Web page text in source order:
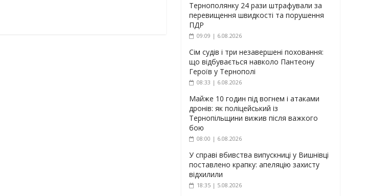
Тернополянку 24 рази штрафували за
перевищення швидкості та порушення
ПДР
09:09 | 6.08.2026
Сім судів і три незавершені поховання:
що відбувається навколо Пантеону
Героїв у Тернополі
08:33 | 6.08.2026
Майже 10 годин під вогнем і атаками
дронів: як поліцейський із
Тернопільщини вижив після важкого
бою
08:00 | 6.08.2026
У справі вбивства випускниці у Вишнівці
поставлено крапку: апеляцію захисту
відхилили
18:35 | 5.08.2026